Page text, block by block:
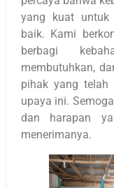
yang kuat untuk
baik. Kami
berbagi
membutuhkan,
pihak yang telah
upaya ini.
dan harapan
menerimanya.